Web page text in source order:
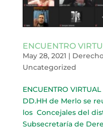
ENCUENTRO
May 28, 2021 |
Uncategorized
ENCUENTRO
DD.HH de Merlo se
los Concejales del
Subsecretaría de